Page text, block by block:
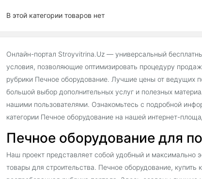
В этой категории товаров нет
Онлайн-портал Stroyvitrina.Uz — универсальный
условия, позволяющие оптимизировать процедуру
рубрики Печное оборудование. Лучшие цены от ведущих
большой выбор дополнительных услуг и полезных
нашими пользователями. Ознакомьтесь с подробной
категории Печное оборудование на нашей интернет-
Печное оборудование для
Наш проект представляет собой удобный и максимально
товары для строительства. Печное оборудование,